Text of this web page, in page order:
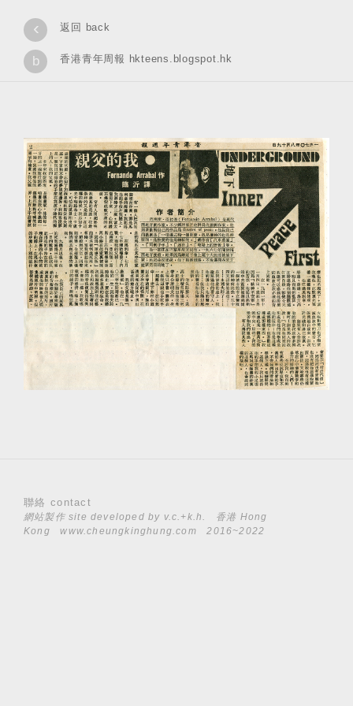
‹ 返回 back
b 香港青年周報 hkteens.blogspot.hk
聯絡 contact
網站製作 site developed by v.c.+k.h.
香港 Hong
Kongwww.cheungkinghung.com 2016~2022